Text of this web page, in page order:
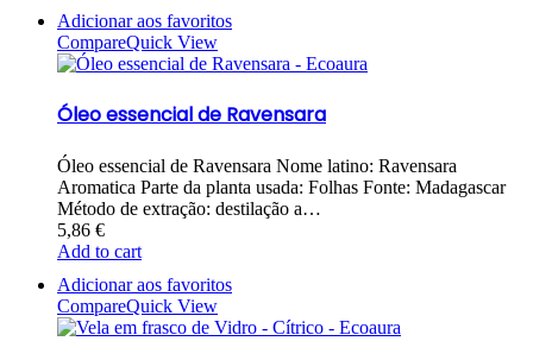
Adicionar aos favoritos
CompareQuick View
Óleo essencial de Ravensara
Óleo essencial de Ravensara Nome latino: Ravensara
Aromatica Parte da planta usada: Folhas Fonte: Madagascar
Método de extração: destilação a…
5,86 €
Add to cart
Adicionar aos favoritos
CompareQuick View